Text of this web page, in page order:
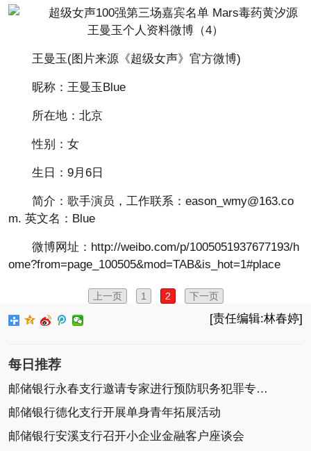
王曼玉(图片来源《超级女声》官方微博)
昵称：王曼玉Blue
所在地：北京
性别：女
生日：9月6日
简介：歌手演员，工作联系：eason_wmy@163.co
m. 英文名：Blue
微博网址：http://weibo.com/p/1005051937677193/h
ome?from=page_100505&mod=TAB&is_hot=1#place
上一页 1 2 下一页
[责任编辑:林春婷]
每日推荐
邮储银行永春支行邀请专家进行预防职务犯罪专题讲
邮储银行德化支行开展单身青年拓展活动
邮储银行安溪支行召开小企业金融客户座谈会